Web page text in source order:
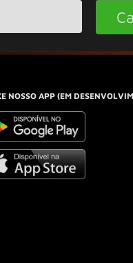
NOSSO APP (EM